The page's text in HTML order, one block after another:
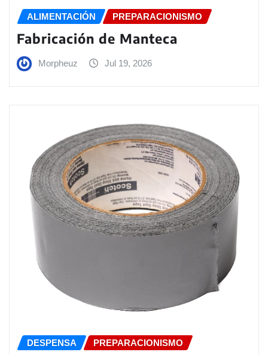
ALIMENTACIÓN PREPARACIONISMO
Fabricación de Manteca
Morpheuz Jul 19, 2026
DESPENSA PREPARACIONISMO